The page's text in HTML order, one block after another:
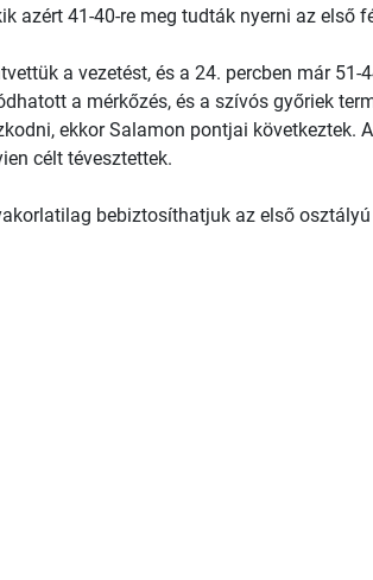
azért 41-40-re meg tudták nyerni az első
a vezetést, és a 24. percben már 51-
a mérkőzés, és a szívós győriek
ekkor Salamon pontjai következtek.
célt tévesztettek.
bebiztosíthatjuk az első